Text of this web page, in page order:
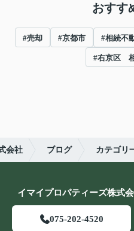
おすす
#売却 #京都市 #相続不
#右京区
会社 ブログ カテゴリ
イマイプロパティーズ株式
075-202-4520